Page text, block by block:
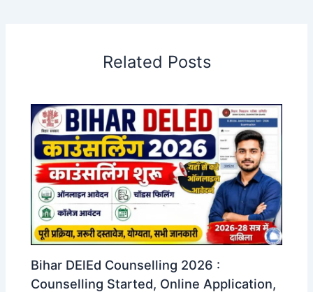
Related Posts
Bihar DElEd Counselling 2026 :
Counselling Started, Online Application,